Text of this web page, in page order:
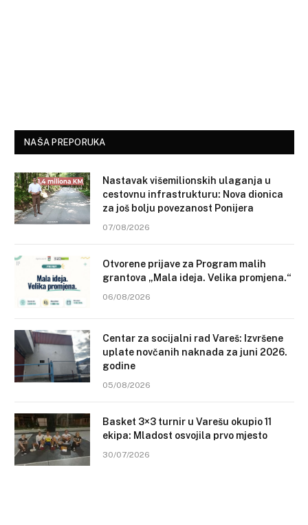
NAŠA PREPORUKA
Nastavak višemilionskih ulaganja u
cestovnu infrastrukturu: Nova dionica
za još bolju povezanost Ponijera
07/08/2026
Otvorene prijave za Program malih
grantova „Mala ideja. Velika promjena.“
06/08/2026
Centar za socijalni rad Vareš: Izvršene
uplate novčanih naknada za juni 2026.
godine
05/08/2026
Basket 3×3 turnir u Varešu okupio 11
ekipa: Mladost osvojila prvo mjesto
30/07/2026